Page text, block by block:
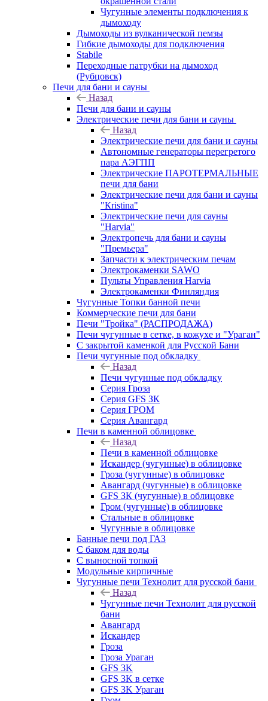
Чугунные элементы подключения к
дымоходу
Дымоходы из вулканической пемзы
Гибкие дымоходы для подключения
Stabile
Переходные патрубки на дымоход
(Рубцовск)
Печи для бани и сауны
Назад
Печи для бани и сауны
Электрические печи для бани и сауны
Назад
Электрические печи для бани и сауны
Автономные генераторы перегретого
пара АЭГПП
Электрические ПАРОТЕРМАЛЬНЫЕ
печи для бани
Электрические печи для бани и сауны
"Кristina"
Электрические печи для сауны
"Harvia"
Электропечь для бани и сауны
"Премьера"
Запчасти к электрическим печам
Электрокаменки SAWO
Пульты Управления Harvia
Электрокаменки Финляндия
Чугунные Топки банной печи
Коммерческие печи для бани
Печи "Тройка" (РАСПРОДАЖА)
Печи чугунные в сетке, в кожухе и "Ураган"
С закрытой каменкой для Русской Бани
Печи чугунные под обкладку
Назад
Печи чугунные под обкладку
Серия Гроза
Серия GFS ЗК
Серия ГРОМ
Серия Авангард
Печи в каменной облицовке
Назад
Печи в каменной облицовке
Искандер (чугунные) в облицовке
Гроза (чугунные) в облицовке
Авангард (чугунные) в облицовке
GFS ЗК (чугунные) в облицовке
Гром (чугунные) в облицовке
Стальные в облицовке
Чугунные в облицовке
Банные печи под ГАЗ
С баком для воды
С выносной топкой
Модульные кирпичные
Чугунные печи Технолит для русской бани
Назад
Чугунные печи Технолит для русской
бани
Авангард
Искандер
Гроза
Гроза Ураган
GFS 3K
GFS 3K в сетке
GFS 3K Ураган